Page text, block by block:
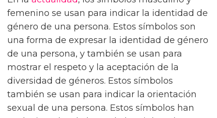
femenino se usan para indicar la identidad de
género de una persona. Estos símbolos son
una forma de expresar la identidad de género
de una persona, y también se usan para
mostrar el respeto y la aceptación de la
diversidad de géneros. Estos símbolos
también se usan para indicar la orientación
sexual de una persona. Estos símbolos han